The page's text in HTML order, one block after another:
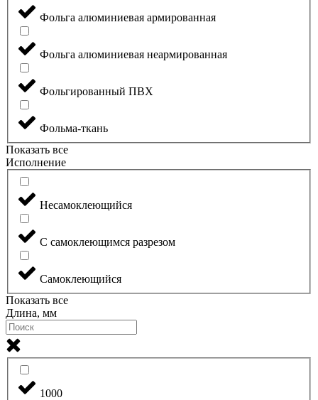
Фольга алюминиевая армированная
Фольга алюминиевая неармированная
Фольгированный ПВХ
Фольма-ткань
Показать все
Исполнение
Несамоклеющийся
С самоклеющимся разрезом
Самоклеющийся
Показать все
Длина, мм
1000